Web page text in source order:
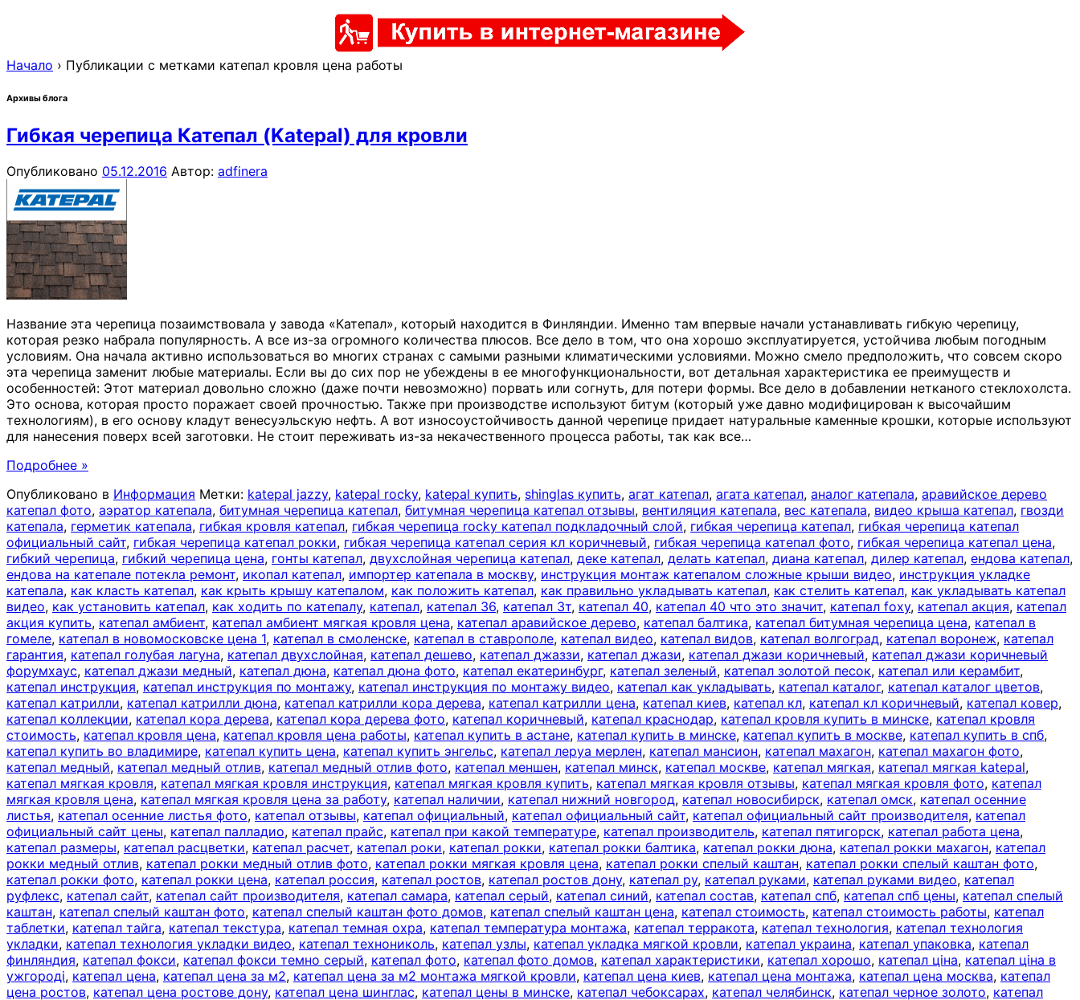
Начало › Публикации с метками катепал кровля цена работы
Архивы блога
Гибкая черепица Катепал (Katepal) для кровли
Опубликовано 05.12.2016 Автор: adfinera
Название эта черепица позаимствовала у завода «Катепал», который находится в Финляндии. Именно там впервые начали устанавливать гибкую черепицу,
которая резко набрала популярность. А все из-за огромного количества плюсов. Все дело в том, что она хорошо эксплуатируется, устойчива любым погодным
условиям. Она начала активно использоваться во многих странах с самыми разными климатическими условиями. Можно смело предположить, что совсем скоро
эта черепица заменит любые материалы. Если вы до сих пор не убеждены в ее многофункциональности, вот детальная характеристика ее преимуществ и
особенностей: Этот материал довольно сложно (даже почти невозможно) порвать или согнуть, для потери формы. Все дело в добавлении нетканого стеклохолста.
Это основа, которая просто поражает своей прочностью. Также при производстве используют битум (который уже давно модифицирован к высочайшим
технологиям), в его основу кладут венесуэльскую нефть. А вот износоустойчивость данной черепице придает натуральные каменные крошки, которые используют
для нанесения поверх всей заготовки. Не стоит переживать из-за некачественного процесса работы, так как все…
Подробнее »
Опубликовано в Информация Метки: katepal jazzy, katepal rocky, katepal купить, shinglas купить, агат катепал, агата катепал, аналог катепала, аравийское дерево
катепал фото, аэратор катепала, битумная черепица катепал, битумная черепица катепал отзывы, вентиляция катепала, вес катепала, видео крыша катепал, гвозди
катепала, герметик катепала, гибкая кровля катепал, гибкая черепица rocky катепал подкладочный слой, гибкая черепица катепал, гибкая черепица катепал
официальный сайт, гибкая черепица катепал рокки, гибкая черепица катепал серия кл коричневый, гибкая черепица катепал фото, гибкая черепица катепал цена,
гибкий черепица, гибкий черепица цена, гонты катепал, двухслойная черепица катепал, деке катепал, делать катепал, диана катепал, дилер катепал, ендова катепал,
ендова на катепале потекла ремонт, икопал катепал, импортер катепала в москву, инструкция монтаж катепалом сложные крыши видео, инструкция укладке
катепала, как класть катепал, как крыть крышу катепалом, как положить катепал, как правильно укладывать катепал, как стелить катепал, как укладывать катепал
видео, как установить катепал, как ходить по катепалу, катепал, катепал 36, катепал 3т, катепал 40, катепал 40 что это значит, катепал foxy, катепал акция, катепал
акция купить, катепал амбиент, катепал амбиент мягкая кровля цена, катепал аравийское дерево, катепал балтика, катепал битумная черепица цена, катепал в
гомеле, катепал в новомосковске цена 1, катепал в смоленске, катепал в ставрополе, катепал видео, катепал видов, катепал волгоград, катепал воронеж, катепал
гарантия, катепал голубая лагуна, катепал двухслойная, катепал дешево, катепал джаззи, катепал джази, катепал джази коричневый, катепал джази коричневый
форумхаус, катепал джази медный, катепал дюна, катепал дюна фото, катепал екатеринбург, катепал зеленый, катепал золотой песок, катепал или керамбит,
катепал инструкция, катепал инструкция по монтажу, катепал инструкция по монтажу видео, катепал как укладывать, катепал каталог, катепал каталог цветов,
катепал катрилли, катепал катрилли дюна, катепал катрилли кора дерева, катепал катрилли цена, катепал киев, катепал кл, катепал кл коричневый, катепал ковер,
катепал коллекции, катепал кора дерева, катепал кора дерева фото, катепал коричневый, катепал краснодар, катепал кровля купить в минске, катепал кровля
стоимость, катепал кровля цена, катепал кровля цена работы, катепал купить в астане, катепал купить в минске, катепал купить в москве, катепал купить в спб,
катепал купить во владимире, катепал купить цена, катепал купить энгельс, катепал леруа мерлен, катепал мансион, катепал махагон, катепал махагон фото,
катепал медный, катепал медный отлив, катепал медный отлив фото, катепал меншен, катепал минск, катепал москве, катепал мягкая, катепал мягкая katepal,
катепал мягкая кровля, катепал мягкая кровля инструкция, катепал мягкая кровля купить, катепал мягкая кровля отзывы, катепал мягкая кровля фото, катепал
мягкая кровля цена, катепал мягкая кровля цена за работу, катепал наличии, катепал нижний новгород, катепал новосибирск, катепал омск, катепал осенние
листья, катепал осенние листья фото, катепал отзывы, катепал официальный, катепал официальный сайт, катепал официальный сайт производителя, катепал
официальный сайт цены, катепал палладио, катепал прайс, катепал при какой температуре, катепал производитель, катепал пятигорск, катепал работа цена,
катепал размеры, катепал расцветки, катепал расчет, катепал роки, катепал рокки, катепал рокки балтика, катепал рокки дюна, катепал рокки махагон, катепал
рокки медный отлив, катепал рокки медный отлив фото, катепал рокки мягкая кровля цена, катепал рокки спелый каштан, катепал рокки спелый каштан фото,
катепал рокки фото, катепал рокки цена, катепал россия, катепал ростов, катепал ростов дону, катепал ру, катепал руками, катепал руками видео, катепал
руфлекс, катепал сайт, катепал сайт производителя, катепал самара, катепал серый, катепал синий, катепал состав, катепал спб, катепал спб цены, катепал спелый
каштан, катепал спелый каштан фото, катепал спелый каштан фото домов, катепал спелый каштан цена, катепал стоимость, катепал стоимость работы, катепал
таблетки, катепал тайга, катепал текстура, катепал темная охра, катепал температура монтажа, катепал терракота, катепал технология, катепал технология
укладки, катепал технология укладки видео, катепал технониколь, катепал узлы, катепал укладка мягкой кровли, катепал украина, катепал упаковка, катепал
финляндия, катепал фокси, катепал фокси темно серый, катепал фото, катепал фото домов, катепал характеристики, катепал хорошо, катепал ціна, катепал ціна в
ужгороді, катепал цена, катепал цена за м2, катепал цена за м2 монтажа мягкой кровли, катепал цена киев, катепал цена монтажа, катепал цена москва, катепал
цена ростов, катепал цена ростове дону, катепал цена шинглас, катепал цены в минске, катепал чебоксарах, катепал челябинск, катепал черное золото, катепал